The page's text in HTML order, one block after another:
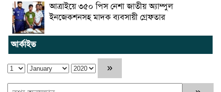
আত্রাইয়ে ৩৫০ পিস নেশা জাতীয় অ্যাম্পুল
ইনজেকশনসহ মাদক ব্যবসায়ী গ্রেফতার
আর্কাইভ